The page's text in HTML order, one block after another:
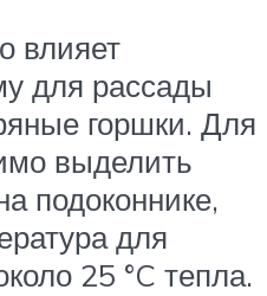
влияет
для рассады
горшки. Для
выделить
подоконнике,
для
25 °C тепла.